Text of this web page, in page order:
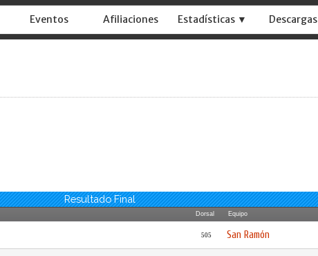
Eventos Afiliaciones Estadísticas ▼ Descargas
Resultado Final
Dorsal Equipo
505 San Ramón